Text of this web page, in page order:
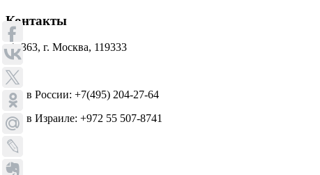
Контакты
а/я 363, г. Москва, 119333
тел. в России: +7(495) 204-27-64
тел. в Израиле: +972 55 507-8741